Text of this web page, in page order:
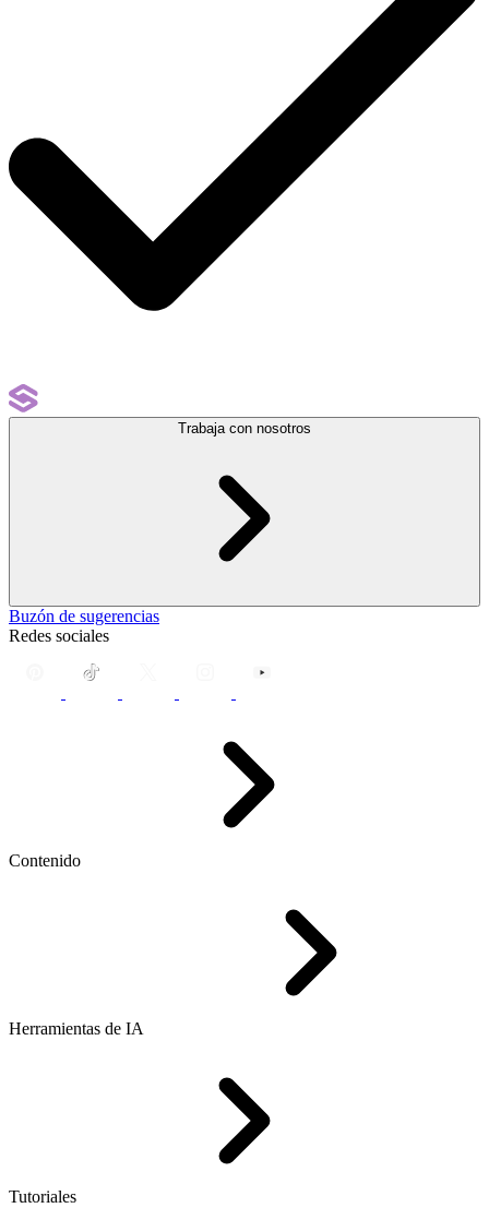
Trabaja con nosotros
Buzón de sugerencias
Redes sociales
Contenido
Herramientas de IA
Tutoriales